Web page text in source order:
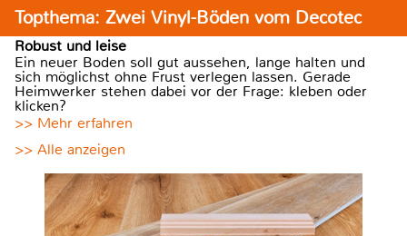
Topthema: Zwei Vinyl-Böden vom Decotec
Robust und leise
Ein neuer Boden soll gut aussehen, lange halten und
sich möglichst ohne Frust verlegen lassen. Gerade
Heimwerker stehen dabei vor der Frage: kleben oder
klicken?
>> Mehr erfahren
>> Alle anzeigen